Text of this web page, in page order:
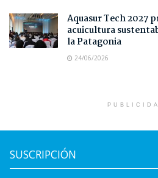
Aquasur Tech 2027
acuicultura
la Patagonia
24/06/2026
SUSCRIPCIÓN